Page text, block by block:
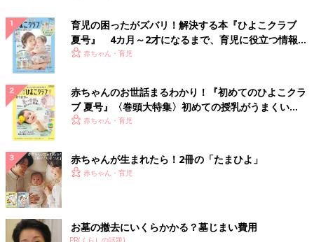
育児の困ったがズバリ！解決する本『ひよこクラブ
夏号』 4カ月～2才になるまで、育児に役立つ情報が
いっぱい！
赤ちゃん・育児
赤ちゃんのお世話まるわかり！『初めてのひよこクラ
ブ 夏号』〈巻頭大特集〉初めての授乳がうまくい
く！ おっぱい・ミルクの基本と夏のトラブル 解決テ
赤ちゃん・育児
赤ちゃんが生まれたら！2冊の「たまひよ」
赤ちゃん・育児
お墓の撤去にいくらかかる？墓じまい費用
PR(くらしの話題)